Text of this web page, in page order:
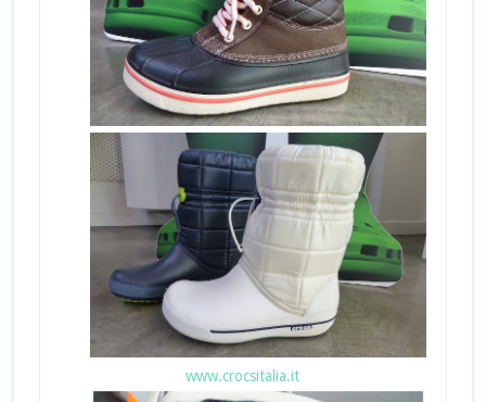
www.crocsitalia.it